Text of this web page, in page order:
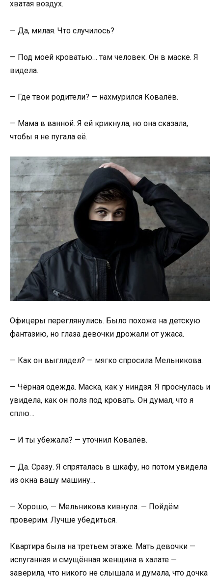
хватая воздух.
— Да, милая. Что случилось?
— Под моей кроватью… там человек. Он в маске. Я
видела.
— Где твои родители? — нахмурился Ковалёв.
— Мама в ванной. Я ей крикнула, но она сказала,
чтобы я не пугала её.
Офицеры переглянулись. Было похоже на детскую
фантазию, но глаза девочки дрожали от ужаса.
— Как он выглядел? — мягко спросила Мельникова.
— Чёрная одежда. Маска, как у ниндзя. Я проснулась и
увидела, как он полз под кровать. Он думал, что я
сплю…
— И ты убежала? — уточнил Ковалёв.
— Да. Сразу. Я спряталась в шкафу, но потом увидела
из окна вашу машину…
— Хорошо, — Мельникова кивнула. — Пойдём
проверим. Лучше убедиться.
Квартира была на третьем этаже. Мать девочки —
испуганная и смущённая женщина в халате —
заверила, что никого не слышала и думала, что дочка